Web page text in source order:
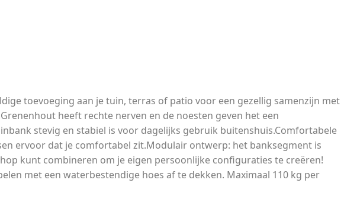
toevoeging aan je tuin, terras of patio voor een gezellig samenzijn met
heeft rechte nerven en de noesten geven het een
stevig en stabiel is voor dagelijks gebruik buitenshuis.Comfortabele
ervoor dat je comfortabel zit.Modulair ontwerp: het banksegment is
kunt combineren om je eigen persoonlijke configuraties te creëren!
met een waterbestendige hoes af te dekken. Maximaal 110 kg per